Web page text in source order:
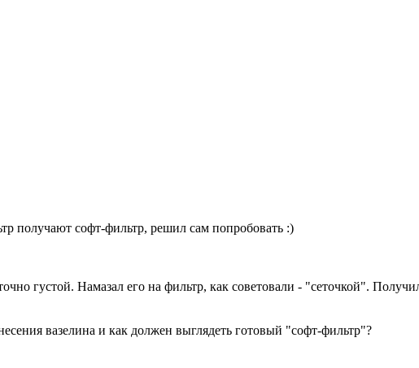
получают софт-фильтр, решил сам попробовать :)
густой. Намазал его на фильтр, как советовали - "сеточкой".
вазелина и как должен выглядеть готовый "софт-фильтр"?